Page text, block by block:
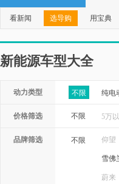
看新闻 选导购 用宝典
新能源车型大全
动力类型 不限 纯电
价格筛选 不限 5万
品牌筛选 不限 仰望
雪佛
蔚来